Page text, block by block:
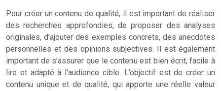
Pour créer un contenu de qualité, il est important de réaliser
des recherches approfondies, de proposer des analyses
originales, d’ajouter des exemples concrets, des anecdotes
personnelles et des opinions subjectives. Il est également
important de s’assurer que le contenu est bien écrit, facile à
lire et adapté à l’audience cible. L’objectif est de créer un
contenu unique et de qualité, qui apporte une réelle valeur